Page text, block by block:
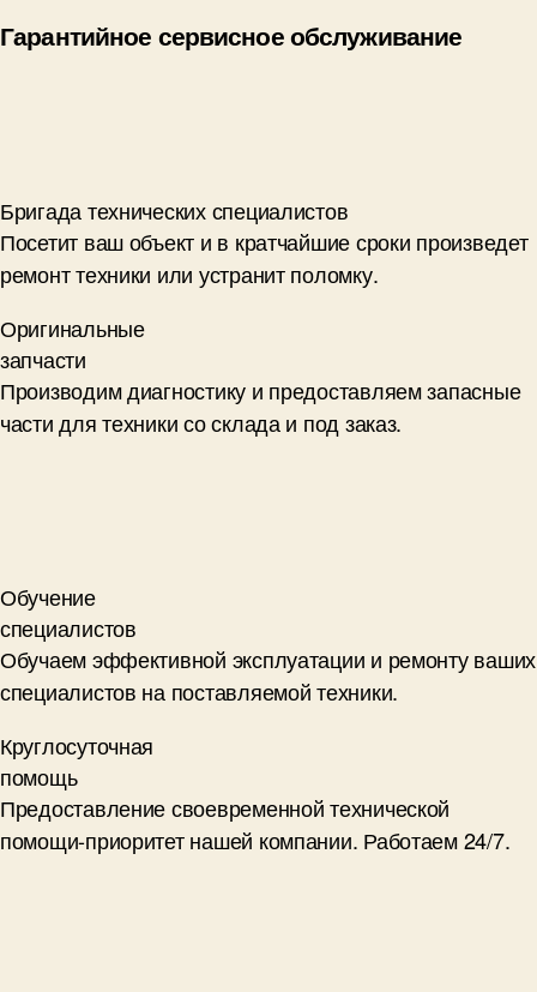
Гарантийное сервисное обслуживание
Бригада технических специалистов
Посетит ваш объект и в кратчайшие сроки произведет
ремонт техники или устранит поломку.
Оригинальные
запчасти
Производим диагностику и предоставляем запасные
части для техники со склада и под заказ.
Обучение
специалистов
Обучаем эффективной эксплуатации и ремонту ваших
специалистов на поставляемой техники.
Круглосуточная
помощь
Предоставление своевременной технической
помощи-приоритет нашей компании. Работаем 24/7.